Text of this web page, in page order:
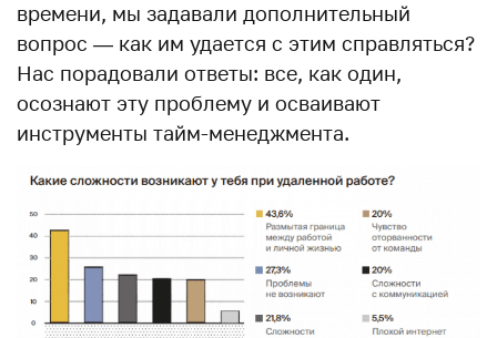
времени, мы задавали дополнительный
вопрос — как им удается с этим справляться?
Нас порадовали ответы: все, как один,
осознают эту проблему и осваивают
инструменты тайм-менеджмента.